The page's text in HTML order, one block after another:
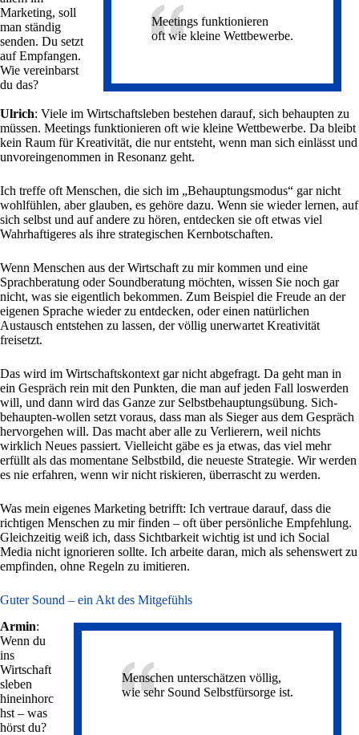
Meetings funktionieren
oft wie kleine Wettbewerbe.
Marketing, soll
man ständig
senden. Du setzt
auf Empfangen.
Wie vereinbarst
du das?
Ulrich: Viele im Wirtschaftsleben bestehen darauf, sich behaupten zu
müssen. Meetings funktionieren oft wie kleine Wettbewerbe. Da bleibt
kein Raum für Kreativität, die nur entsteht, wenn man sich einlässt und
unvoreingenommen in Resonanz geht.
Ich treffe oft Menschen, die sich im „Behauptungsmodus“ gar nicht
wohlfühlen, aber glauben, es gehöre dazu. Wenn sie wieder lernen, auf
sich selbst und auf andere zu hören, entdecken sie oft etwas viel
Wahrhaftigeres als ihre strategischen Kernbotschaften.
Wenn Menschen aus der Wirtschaft zu mir kommen und eine
Sprachberatung oder Soundberatung möchten, wissen Sie noch gar
nicht, was sie eigentlich bekommen. Zum Beispiel die Freude an der
eigenen Sprache wieder zu entdecken, oder einen natürlichen
Austausch entstehen zu lassen, der völlig unerwartet Kreativität
freisetzt.
Das wird im Wirtschaftskontext gar nicht abgefragt. Da geht man in
ein Gespräch rein mit den Punkten, die man auf jeden Fall loswerden
will, und dann wird das Ganze zur Selbstbehauptungsübung. Sich-
behaupten-wollen setzt voraus, dass man als Sieger aus dem Gespräch
hervorgehen will. Das macht aber alle zu Verlierern, weil nichts
wirklich Neues passiert. Vielleicht gäbe es ja etwas, das viel mehr
erfüllt als das momentane Selbstbild, die neueste Strategie. Wir werden
es nie erfahren, wenn wir nicht riskieren, überrascht zu werden.
Was mein eigenes Marketing betrifft: Ich vertraue darauf, dass die
richtigen Menschen zu mir finden – oft über persönliche Empfehlung.
Gleichzeitig weiß ich, dass Sichtbarkeit wichtig ist und ich Social
Media nicht ignorieren sollte. Ich arbeite daran, mich als sehenswert zu
empfinden, ohne Regeln zu imitieren.
Guter Sound – ein Akt des Mitgefühls
Menschen unterschätzen völlig,
wie sehr Sound Selbstfürsorge ist.
Armin:
Wenn du
ins
Wirtschaft
sleben
hineinhorc
hst – was
hörst du?